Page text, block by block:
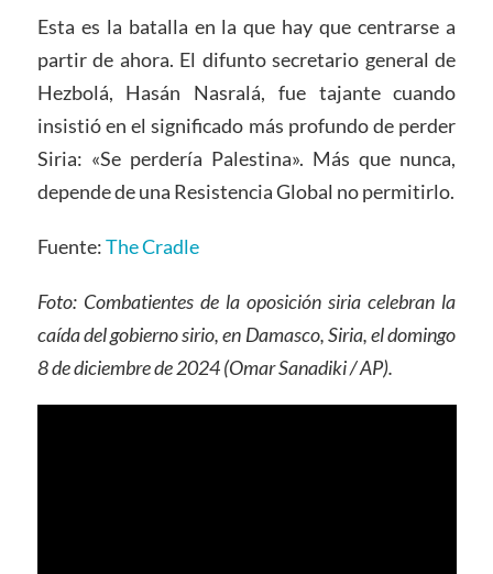
Esta es la batalla en la que hay que centrarse a
partir de ahora. El difunto secretario general de
Hezbolá, Hasán Nasralá, fue tajante cuando
insistió en el significado más profundo de perder
Siria: «Se perdería Palestina». Más que nunca,
depende de una Resistencia Global no permitirlo.
Fuente:The Cradle
Foto: Combatientes de la oposición siria celebran la
caída del gobierno sirio, en Damasco, Siria, el domingo
8 de diciembre de 2024 (Omar Sanadiki / AP).